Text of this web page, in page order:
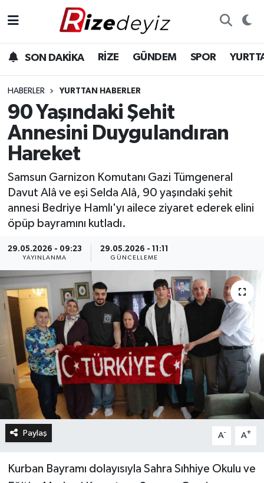
SON DAKİKA RİZE GÜNDEM SPOR
HABERLER YURTTAN HABERLER
90 Yaşındaki Şehit
Annesini Duygulandıran
Hareket
Samsun Garnizon Komutanı Gazi Tümgeneral
Davut Alâ ve eşi Selda Alâ, 90 yaşındaki şehit
annesi Bedriye Hamlı'yı ailece ziyaret ederek elini
öpüp bayramını kutladı.
29.05.2026 - 09:23
YAYINLANMA
29.05.2026 - 11:11
GÜNCELLEME
Paylaş A- A+
Kurban Bayramı dolayısıyla Sahra Sıhhiye Okulu ve
Gündem
Yurttan Haberler
Ekonomi
Sağlık
Rize Hava Durumu
Rize Trafik Yoğunluk Haritası
Süper Lig Puan Durumu ve Fikstür
Son Dakika Haberleri
Haber Arşivi